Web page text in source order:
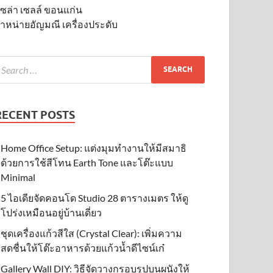
ล่า เซลล์ ขอนแก่น
หน่ายอัญมณี เครื่องประดับ
POSTS
Home Office Setup: แต่งมุมทำงานให้มีสมาธิ
ด้วยการใช้สีโทน Earth Tone และโต๊ะแบบ
Minimal
5 ไอเดียจัดคอนโด Studio 28 ตารางเมตร ให้ดู
โปร่งเหมือนอยู่บ้านเดี่ยว
ชุดเครื่องแก้วสีใส (Crystal Clear): เพิ่มความ
สดชื่นให้โต๊ะอาหารด้วยแก้วน้ำดีไซน์เก๋
Gallery Wall DIY: วิธีจัดวางกรอบรูปบนผนังให้